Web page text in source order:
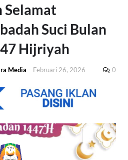
Selamat
Suci Bulan
Hijriyah
Media - Februari 26, 2026 0